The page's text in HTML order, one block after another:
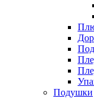
Подушки